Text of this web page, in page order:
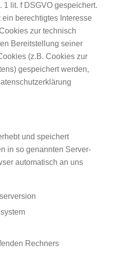
1 lit. f DSGVO gespeichert.
berechtigtes Interesse
zur technisch
Bereitstellung seiner
(z.B. Cookies zur
gespeichert werden,
und speichert
in so genannten Server-
automatisch an uns
Rechners